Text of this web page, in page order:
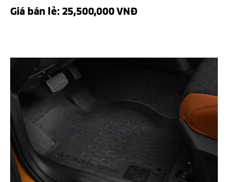
Giá bán lẻ: 25,500,000 VNĐ